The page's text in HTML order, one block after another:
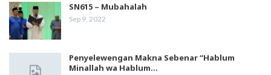
SN615 – Mubahalah
Sep 9, 2022
Penyelewengan Makna Sebenar “Hablum
Minallah wa Hablum…